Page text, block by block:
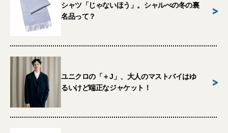
シャツ「じゃないほう」。シャルべの冬の裏
名品って？
>
ユニクロの「＋J」、大人のマストバイはゆ
るいけど端正なジャケット！
>